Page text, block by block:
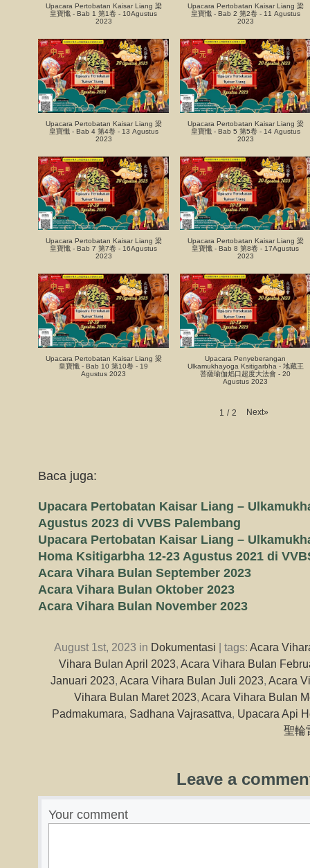
Upacara Pertobatan Kaisar Liang 梁
皇寶懺 - Bab 1 第1卷 - 10Agustus
2023
Upacara Pertobatan Kaisar Liang 梁
皇寶懺 - Bab 2 第2卷 - 11 Agustus
2023
Upacara Pertobatan Kaisar Liang 梁
皇寶懺 - Bab 4 第4卷 - 13 Agustus
2023
Upacara Pertobatan Kaisar Liang 梁
皇寶懺 - Bab 5 第5卷 - 14 Agustus
2023
Upacara Pertobatan Kaisar Liang 梁
皇寶懺 - Bab 7 第7卷 - 16Agustus
2023
Upacara Pertobatan Kaisar Liang 梁
皇寶懺 - Bab 8 第8卷 - 17Agustus
2023
Upacara Pertobatan Kaisar Liang 梁
皇寶懺 - Bab 10 第10卷 - 19
Agustus 2023
Upacara Penyeberangan
Ulkamukhayoga Ksitigarbha - 地藏王
菩薩瑜伽焰口超度大法會 - 20
Agustus 2023
1 / 2 Next»
Baca juga:
Upacara Pertobatan Kaisar Liang –
Agustus 2023 di VVBS Palembang
Upacara Pertobatan Kaisar Liang –
Homa Ksitigarbha 12-23 Agustus 2021 di
Acara Vihara Bulan September 2023
Acara Vihara Bulan Oktober 2023
Acara Vihara Bulan November 2023
August 1st, 2023 in Dokumentasi | tags: Acara
Vihara Bulan April 2023, Acara Vihara Bulan
Januari 2023, Acara Vihara Bulan Juli 2023, Acara
Vihara Bulan Maret 2023, Acara Vihara Bulan
Padmakumara, Sadhana Vajrasattva, Upacara Api
聖輪
Leave a
Your comment